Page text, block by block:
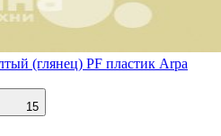
(глянец) PF пластик Arpa
15